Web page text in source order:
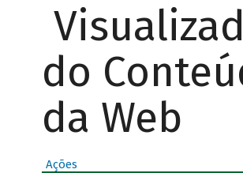
do
da Web
Ações